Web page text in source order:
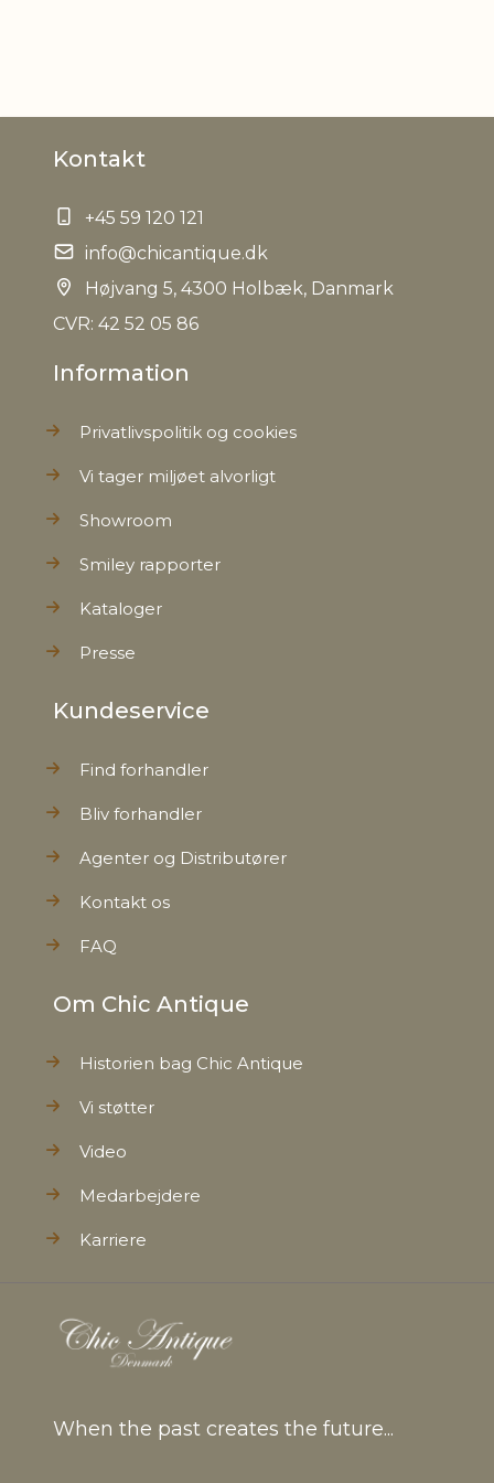
Kontakt
+45 59 120 121
info@chicantique.dk
Højvang 5, 4300 Holbæk, Danmark
CVR: 42 52 05 86
Information
Privatlivspolitik og cookies
Vi tager miljøet alvorligt
Showroom
Smiley rapporter
Kataloger
Presse
Kundeservice
Find forhandler
Bliv forhandler
Agenter og Distributører
Kontakt os
FAQ
Om Chic Antique
Historien bag Chic Antique
Vi støtter
Video
Medarbejdere
Karriere
When the past creates the future...